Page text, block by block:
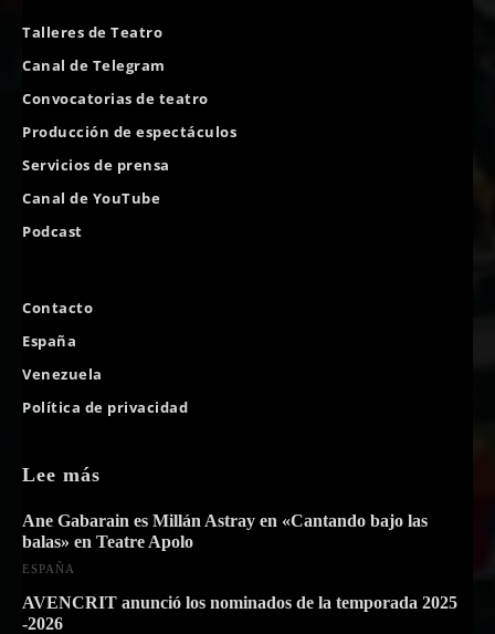
Talleres de Teatro
Canal de Telegram
Convocatorias de teatro
Producción de espectáculos
Servicios de prensa
Canal de YouTube
Podcast
Contacto
España
Venezuela
Política de privacidad
Lee más
Ane Gabarain es Millán Astray en «Cantando bajo las
balas» en Teatre Apolo
ESPAÑA
AVENCRIT anunció los nominados de la temporada 2025
-2026